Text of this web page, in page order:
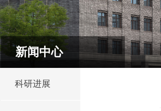
新闻中心
科研进展